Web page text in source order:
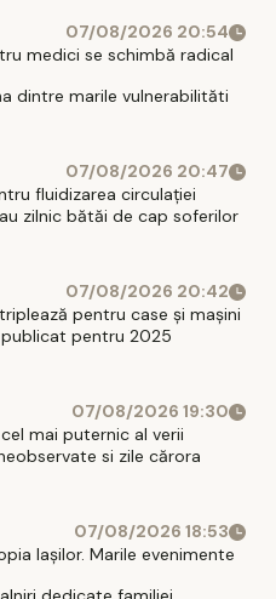
07/08/2026 20:54
medici se schimbă radical
dintre marile vulnerabilităti
07/08/2026 20:47
fluidizarea circulației
zilnic bătăi de cap soferilor
07/08/2026 20:42
pentru case și mașini
pentru 2025
07/08/2026 19:30
mai puternic al verii
si zile cărora
07/08/2026 18:53
Iașilor. Marile evenimente